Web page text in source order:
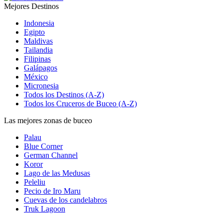
Mejores Destinos
Indonesia
Egipto
Maldivas
Tailandia
Filipinas
Galápagos
México
Micronesia
Todos los Destinos (A-Z)
Todos los Cruceros de Buceo (A-Z)
Las mejores zonas de buceo
Palau
Blue Corner
German Channel
Koror
Lago de las Medusas
Peleliu
Pecio de Iro Maru
Cuevas de los candelabros
Truk Lagoon